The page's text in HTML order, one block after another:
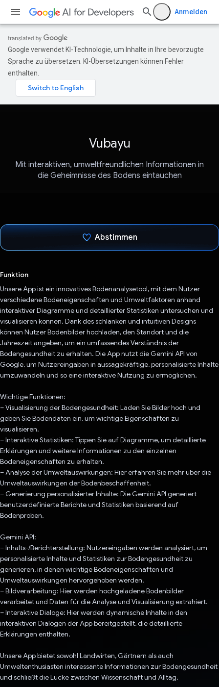
Anmelden
Google verwendet KI-Technologie, um Inhalte in Ihre bevorzugte
Sprache zu übersetzen. KI-Übersetzungen können Fehler
enthalten.
Vubayu
Mit interaktiven, umweltfreundlichen Informationen in
die Geheimnisse des Bodens eintauchen
Abstimmen
Funktion
Unsere App ist ein innovatives Bodenanalysetool, mit dem Nutzer
verschiedene Bodeneigenschaften und Umweltfaktoren anhand
interaktiver Diagramme und detaillierter Statistiken untersuchen und
visualisieren können. Dank des schlanken und intuitiven Designs
können Nutzer Bodenbilder hochladen, den Standort und die
Jahreszeit angeben, um ein umfassendes Verständnis der
Bodengesundheit zu erhalten. Die App nutzt die Gemini API von
Google, um Nutzereingaben in aussagekräftige, personalisierte Inhalte
umzuwandeln und so eine interaktive Nutzung zu ermöglichen.
Wichtige Funktionen:
– Visualisierung der Bodengesundheit: Laden Sie Bilder hoch und
geben Sie Bodendaten ein, um wichtige Eigenschaften zu
visualisieren.
– Interaktive Statistiken: Tippen Sie auf Diagramme, um detaillierte
Erklärungen und weitere Informationen zu den einzelnen
Bodeneigenschaften zu erhalten.
– Analyse der Umweltauswirkungen: Hier erfahren Sie mehr über die
Umweltauswirkungen der Bodenbeschaffenheit.
– Generierung personalisierter Inhalte: Die Gemini API generiert
benutzerdefinierte Berichte und Statistiken basierend auf
Bodenproben.
Gemini API:
– Inhalts-/Berichterstellung: Nutzereingaben werden analysiert, um
personalisierte Inhalte und Statistiken zur Bodengesundheit zu
generieren, in denen wichtige Bodeneigenschaften und
Umweltauswirkungen hervorgehoben werden.
– Bildverarbeitung: Hier werden hochgeladene Bodenbilder
verarbeitet und Daten für die Analyse und Visualisierung extrahiert.
– Interaktive Dialoge: Hier werden dynamische Inhalte in den
interaktiven Dialogen der App bereitgestellt, die detaillierte
Erklärungen enthalten.
Unsere App bietet sowohl Landwirten, Gärtnern als auch
Umweltenthusiasten interessante Informationen zur Bodengesundheit
und schließt die Lücke zwischen Wissenschaft und Alltag.